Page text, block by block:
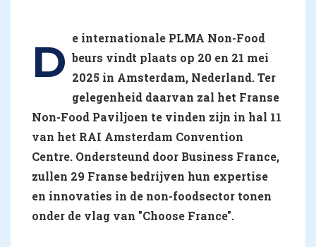
D e internationale PLMA Non-Food
beurs vindt plaats op 20 en 21 mei
2025 in Amsterdam, Nederland. Ter
gelegenheid daarvan zal het Franse
Non-Food Paviljoen te vinden zijn in hal 11
van het RAI Amsterdam Convention
Centre. Ondersteund door Business France,
zullen 29 Franse bedrijven hun expertise
en innovaties in de non-foodsector tonen
onder de vlag van "Choose France".